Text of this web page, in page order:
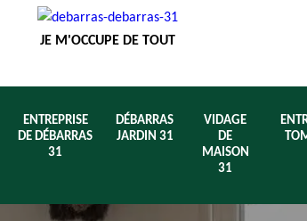
JE M'OCCUPE DE TOUT
ENTREPRISE
DE DÉBARRAS
31
DÉBARRAS
JARDIN 31
VIDAGE
DE
MAISON
31